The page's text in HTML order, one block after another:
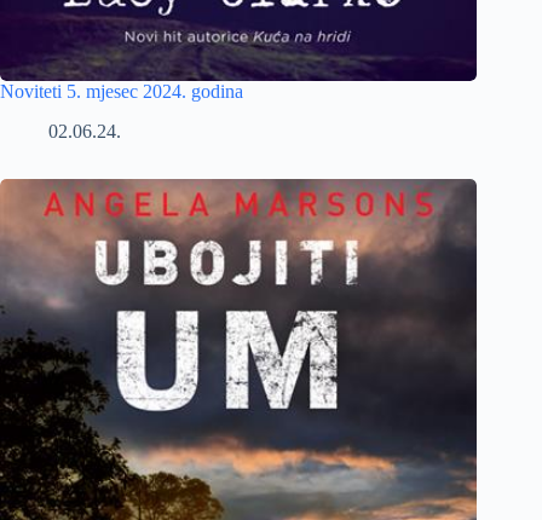
Noviteti 5. mjesec 2024. godina
02.06.24.